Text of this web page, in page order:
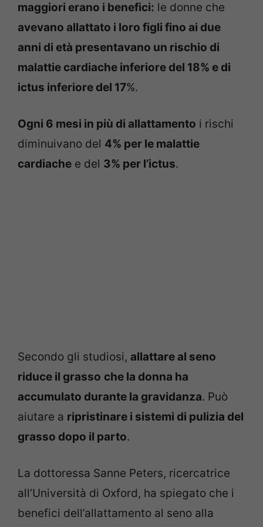
maggiori erano i benefici: le donne che
avevano allattato i loro figli fino ai due
anni di età presentavano un rischio di
malattie cardiache inferiore del 18% e di
ictus inferiore del 17%.
Ogni 6 mesi in più di allattamento i rischi
diminuivano del 4% per le malattie
cardiache e del 3% per l’ictus.
Secondo gli studiosi, allattare al seno
riduce il grasso che la donna ha
accumulato durante la gravidanza. Può
aiutare a ripristinare i sistemi di pulizia del
grasso dopo il parto.
La dottoressa Sanne Peters, ricercatrice
all’Università di Oxford, ha spiegato che i
benefici dell’allattamento al seno alla